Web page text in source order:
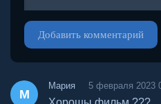
Добавить комментарий
М
Мария 5 февраля 2023